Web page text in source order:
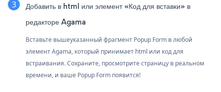
Добавить в html или элемент «Код для вставки» в
редакторе Agama
Вставьте вышеуказанный фрагмент Popup Form в любой
элемент Agama, который принимает html или код для
встраивания. Сохраните, просмотрите страницу в реальном
времени, и ваше Popup Form появится!